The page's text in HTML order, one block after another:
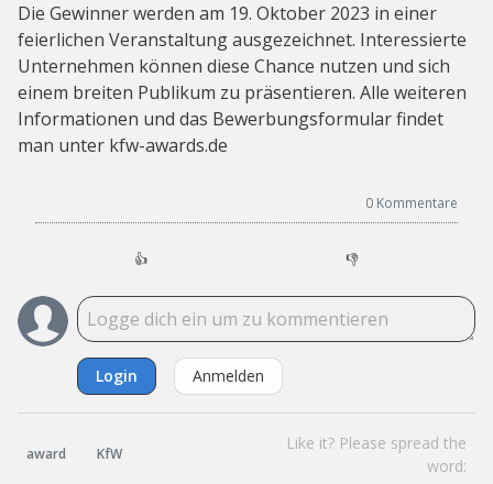
Die Gewinner werden am 19. Oktober 2023 in einer
feierlichen Veranstaltung ausgezeichnet. Interessierte
Unternehmen können diese Chance nutzen und sich
einem breiten Publikum zu präsentieren. Alle weiteren
Informationen und das Bewerbungsformular findet
man unter kfw-awards.de
0 Kommentare
👍 👎
Login Anmelden
award KfW
Like it? Please spread the
word: